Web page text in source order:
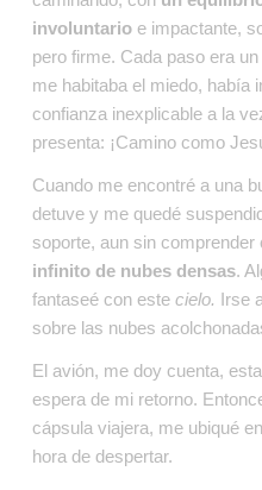
involuntario e impactante,
pero firme. Cada paso era
me habitaba el miedo, había
confianza inexplicable a la
presenta: ¡Camino como
Cuando me encontré a una
detuve y me quedé
soporte, aun sin comprender
infinito de nubes densas.
fantaseé con este cielo. Irse
sobre las nubes
El avión, me doy cuenta,
espera de mi retorno.
cápsula viajera, me ubiqué
hora de despertar.